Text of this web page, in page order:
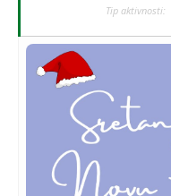
Tip aktivnosti: